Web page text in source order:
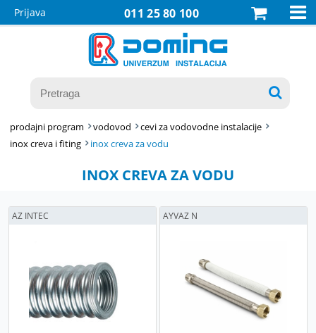
011 25 80 100
Prijava 

prodajni program vodovod
cevi za vodovodne instalacije
inox creva i fiting
inox creva za vodu
INOX CREVA ZA VODU
AZ INTEC AYVAZ N